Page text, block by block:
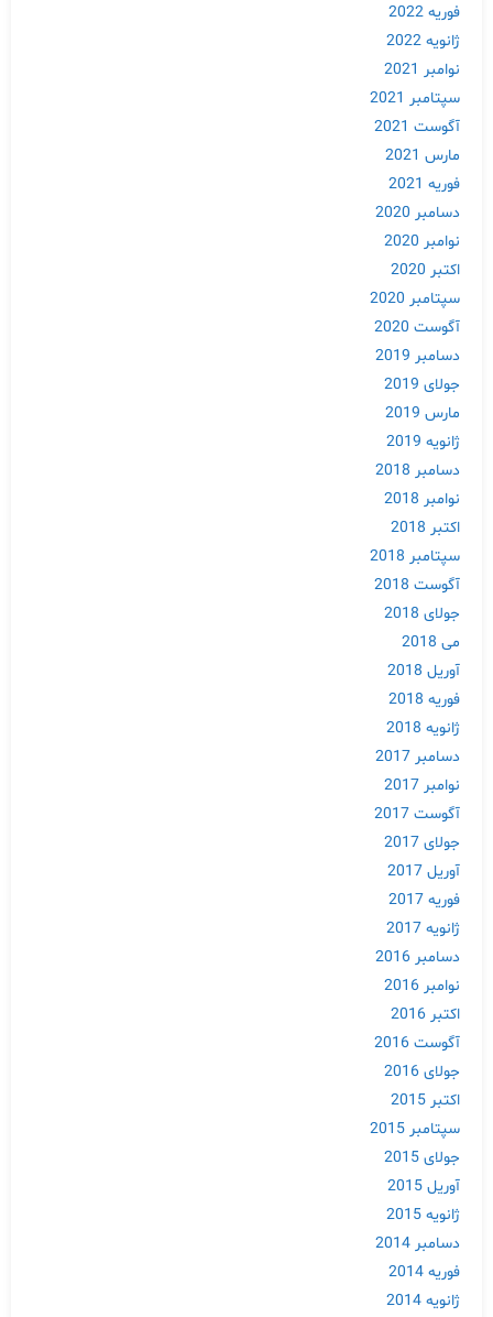
فوریه 2022
ژانویه 2022
نوامبر 2021
سپتامبر 2021
آگوست 2021
مارس 2021
فوریه 2021
دسامبر 2020
نوامبر 2020
اکتبر 2020
سپتامبر 2020
آگوست 2020
دسامبر 2019
جولای 2019
مارس 2019
ژانویه 2019
دسامبر 2018
نوامبر 2018
اکتبر 2018
سپتامبر 2018
آگوست 2018
جولای 2018
می 2018
آوریل 2018
فوریه 2018
ژانویه 2018
دسامبر 2017
نوامبر 2017
آگوست 2017
جولای 2017
آوریل 2017
فوریه 2017
ژانویه 2017
دسامبر 2016
نوامبر 2016
اکتبر 2016
آگوست 2016
جولای 2016
اکتبر 2015
سپتامبر 2015
جولای 2015
آوریل 2015
ژانویه 2015
دسامبر 2014
فوریه 2014
ژانویه 2014